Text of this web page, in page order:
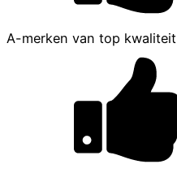
A-merken van top kwaliteit